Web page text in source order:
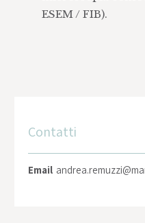
ESEM / FIB).
Contatti
Email